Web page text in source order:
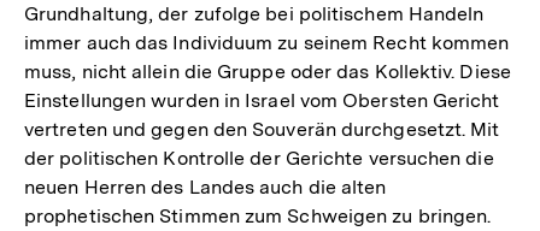
Grundhaltung, der zufolge bei politischem Handeln
immer auch das Individuum zu seinem Recht kommen
muss, nicht allein die Gruppe oder das Kollektiv. Diese
Einstellungen wurden in Israel vom Obersten Gericht
vertreten und gegen den Souverän durchgesetzt. Mit
der politischen Kontrolle der Gerichte versuchen die
neuen Herren des Landes auch die alten
prophetischen Stimmen zum Schweigen zu bringen.